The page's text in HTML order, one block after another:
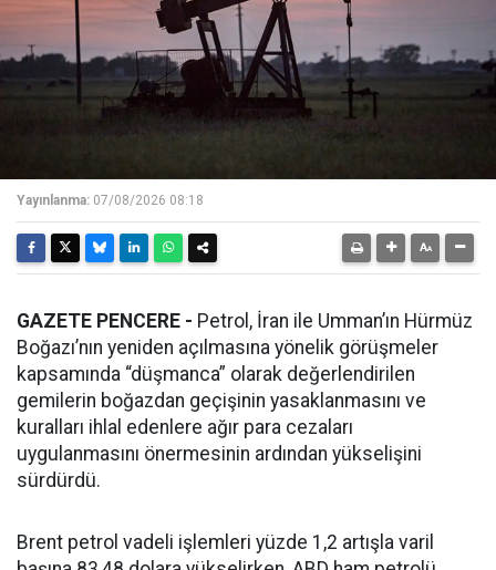
Yayınlanma: 07/08/2026 08:18
GAZETE PENCERE - Petrol, İran ile Umman’ın Hürmüz
Boğazı’nın yeniden açılmasına yönelik görüşmeler
kapsamında “düşmanca” olarak değerlendirilen
gemilerin boğazdan geçişinin yasaklanmasını ve
kuralları ihlal edenlere ağır para cezaları
uygulanmasını önermesinin ardından yükselişini
sürdürdü.
Brent petrol vadeli işlemleri yüzde 1,2 artışla varil